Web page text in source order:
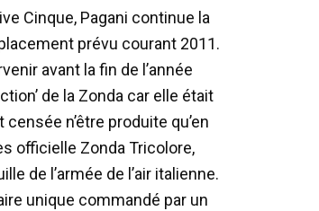
Cinque, Pagani continue la
prévu courant 2011.
avant la fin de l’année
de la Zonda car elle était
censée n’être produite qu’en
officielle Zonda Tricolore,
de l’armée de l’air italienne.
unique commandé par un